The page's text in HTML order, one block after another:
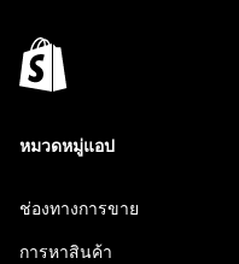
หมวดหมู่แอป
ช่องทางการขาย
การหาสินค้า